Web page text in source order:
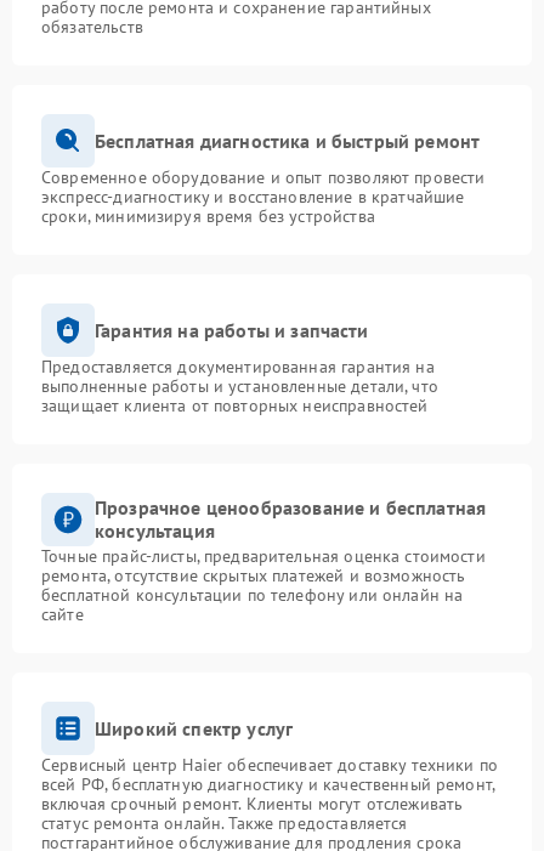
работу после ремонта и сохранение гарантийных
обязательств
Бесплатная диагностика и быстрый ремонт
Современное оборудование и опыт позволяют провести
экспресс-диагностику и восстановление в кратчайшие
сроки, минимизируя время без устройства
Гарантия на работы и запчасти
Предоставляется документированная гарантия на
выполненные работы и установленные детали, что
защищает клиента от повторных неисправностей
Прозрачное ценообразование и бесплатная
консультация
Точные прайс-листы, предварительная оценка стоимости
ремонта, отсутствие скрытых платежей и возможность
бесплатной консультации по телефону или онлайн на
сайте
Широкий спектр услуг
Сервисный центр Haier обеспечивает доставку техники по
всей РФ, бесплатную диагностику и качественный ремонт,
включая срочный ремонт. Клиенты могут отслеживать
статус ремонта онлайн. Также предоставляется
постгарантийное обслуживание для продления срока